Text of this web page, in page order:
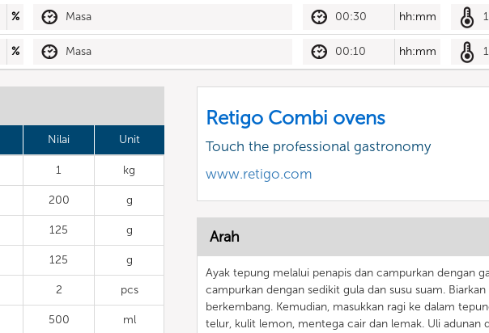
% Masa 00:30 hh:mm
% Masa 00:10 hh:mm
Nilai Unit
1 kg
200 g
125 g
125 g
2 pcs
500 ml
Retigo Combi ovens
Touch the professional gastronomy
www.retigo.com
Arah
Ayak tepung melalui penapis dan campurkan dengan
campurkan dengan sedikit gula dan susu suam.
berkembang. Kemudian, masukkan ragi ke dalam
telur, kulit lemon, mentega cair dan lemak. Uli adunan